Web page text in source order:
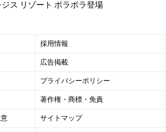
ジス リゾート ボラボラ登場
採用情報
広告掲載
プライバシーポリシー
著作権・商標・免責
サイトマップ